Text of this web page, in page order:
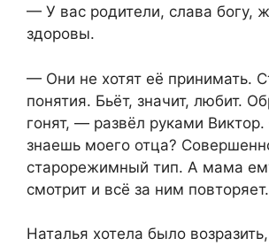
— У вас родители, слава богу,
здоровы.
— Они не хотят её принимать.
понятия. Бьёт, значит, любит.
гонят, — развёл руками
знаешь моего отца?
старорежимный тип. А мама
смотрит и всё за ним повторяет.
Наталья хотела было